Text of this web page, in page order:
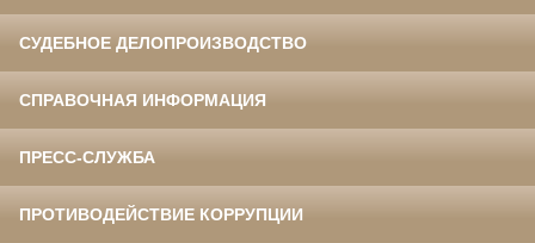
СУДЕБНОЕ ДЕЛОПРОИЗВОДСТВО
СПРАВОЧНАЯ ИНФОРМАЦИЯ
ПРЕСС-СЛУЖБА
ПРОТИВОДЕЙСТВИЕ КОРРУПЦИИ